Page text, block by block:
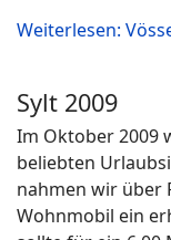
Weiterlesen:
Sylt 2009
Im Oktober 2009
beliebten
nahmen wir über
Wohnmobil ein